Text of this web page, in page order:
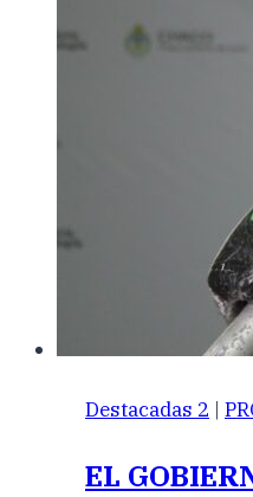
Destacadas 2 |
EL